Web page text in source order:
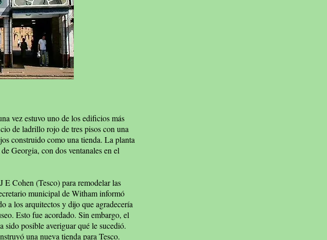
vez estuvo uno de los edificios más
de ladrillo rojo de tres pisos con una
construido como una tienda. La planta
Georgia, con dos ventanales en el
Cohen (Tesco) para remodelar las
municipal de Witham informó
a los arquitectos y dijo que agradecería
Esto fue acordado. Sin embargo, el
sido posible averiguar qué le sucedió.
una nueva tienda para Tesco.